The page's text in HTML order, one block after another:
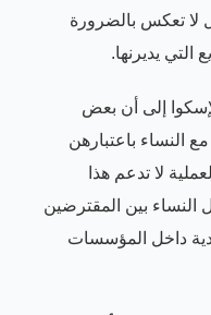
لا تعكس بالضرورة
التي يديرنها.
إلى أن بعض
النساء باعتبارهن
لا تدعم هذا
النساء بين المقترضين
داخل المؤسسات